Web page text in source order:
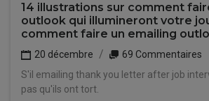
14 illustrations sur comment
outlook qui illumineront votre
comment faire un emailing
20 décembre
69 Commentaires
S'il emailing thank you letter after job
pas qu'ils ont tort.